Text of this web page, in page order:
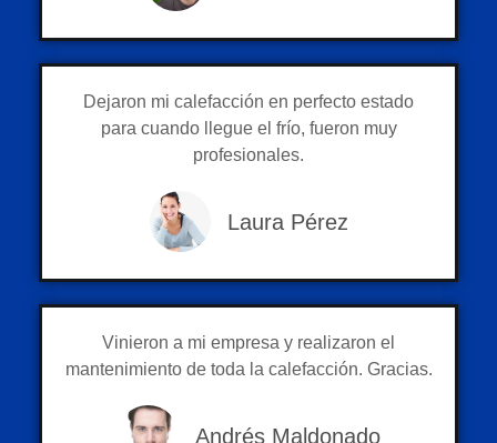
Dejaron mi calefacción en perfecto estado
para cuando llegue el frío, fueron muy
profesionales.
Laura Pérez
Vinieron a mi empresa y realizaron el
mantenimiento de toda la calefacción. Gracias.
Andrés Maldonado